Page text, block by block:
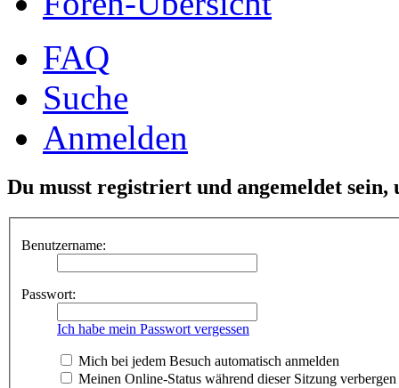
FAQ
Suche
Anmelden
Du musst registriert und angemeldet
Benutzername:
Passwort:
Ich habe mein Passwort vergessen
Mich bei jedem Besuch automatisch anmelden
Meinen Online-Status während dieser Sitzung verbergen